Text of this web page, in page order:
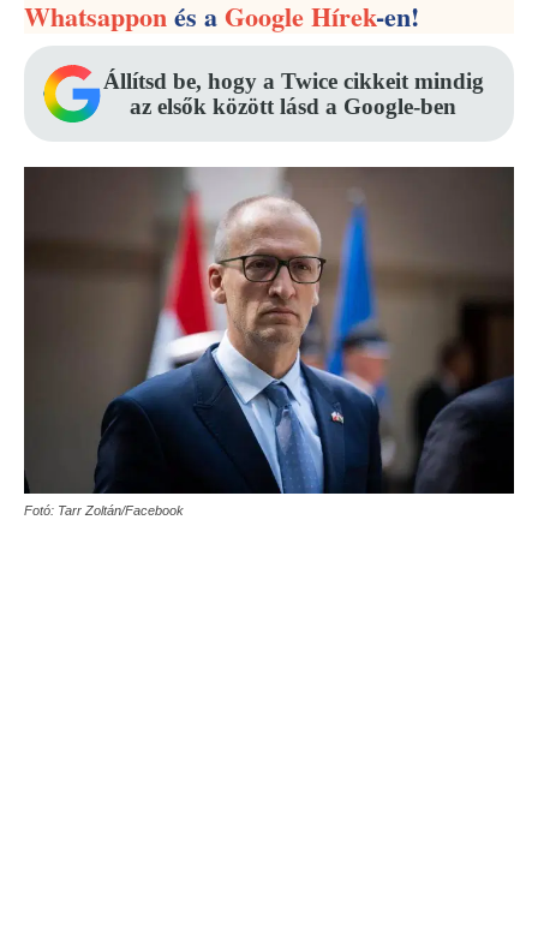
Whatsapponés aGoogle Hírek-en!
Állítsd be, hogy a Twice cikkeit mindig
az elsők között lásd a Google-ben
Fotó: Tarr Zoltán/Facebook